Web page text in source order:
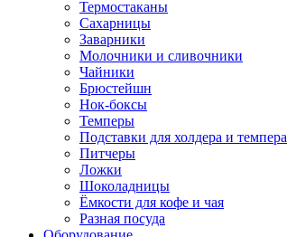
Термостаканы
Сахарницы
Заварники
Молочники и сливочники
Чайники
Брюстейшн
Нок-боксы
Темперы
Подставки для холдера и темпера
Питчеры
Ложки
Шоколадницы
Ёмкости для кофе и чая
Разная посуда